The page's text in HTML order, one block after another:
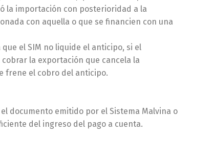
la importación con posterioridad a la
con aquella o que se financien con una
el SIM no liquide el anticipo, si el
la exportación que cancela la
frene el cobro del anticipo.
documento emitido por el Sistema Malvina o
del ingreso del pago a cuenta.